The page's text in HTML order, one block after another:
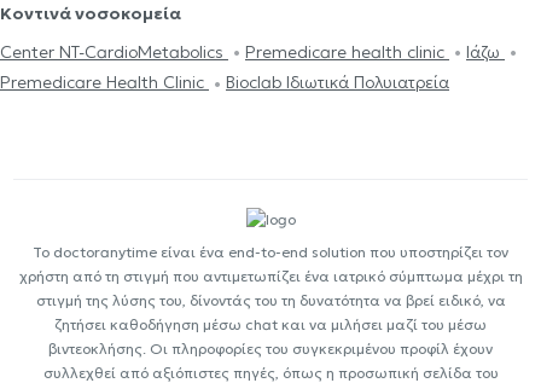
Κοντινά νοσοκομεία
Center NT-CardioMetabolics
Premedicare health clinic
Ιάζω
Premedicare Health Clinic
Bioclab Ιδιωτικά Πολυιατρεία
Το doctoranytime είναι ένα end-to-end solution που υποστηρίζει τον
χρήστη από τη στιγμή που αντιμετωπίζει ένα ιατρικό σύμπτωμα μέχρι τη
στιγμή της λύσης του, δίνοντάς του τη δυνατότητα να βρεί ειδικό, να
ζητήσει καθοδήγηση μέσω chat και να μιλήσει μαζί του μέσω
βιντεοκλήσης. Οι πληροφορίες του συγκεκριμένου προφίλ έχουν
συλλεχθεί από αξιόπιστες πηγές, όπως η προσωπική σελίδα του